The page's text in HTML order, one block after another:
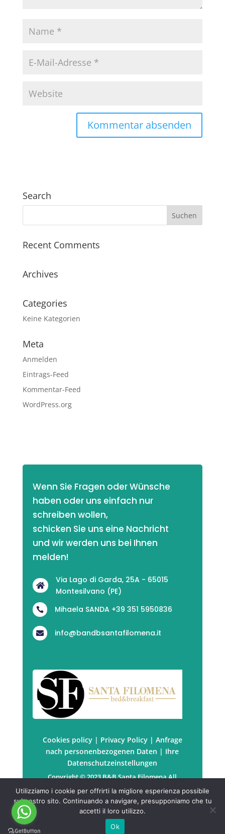
Search
Recent Comments
Archives
Categories
Keine Kategorien
Meta
Anmelden
Eintrags-Feed
Kommentar-Feed
WordPress.org
Wenn Sie Fragen oder Wünsche
haben oder uns einfach nur
schreiben wollen,
schicken Sie uns eine Nachricht
und wir werden uns bei Ihnen
melden!

Via Lago di Garda, 25A - 65015
Montesilvano (PE)
 Mihaela SANDA +39 351 5950836
 info@bandbsantafilomena.it
Cookies policy| Privacy Policy| Anfrage
nach personenbezogenen Daten | Ihre
Datenschutzeinstellungen
Copyright © 2023 B&B Santa Filomena All
rights reserved. | P.Iva: PRTSDM67B41Z129P
Powered byKuboWeb
Utilizziamo i cookie per offrirti la migliore esperienza possibile
sul nostro sito. Continuando a navigare, presupponiamo che tu
accetti il loro utilizzo.
Ok